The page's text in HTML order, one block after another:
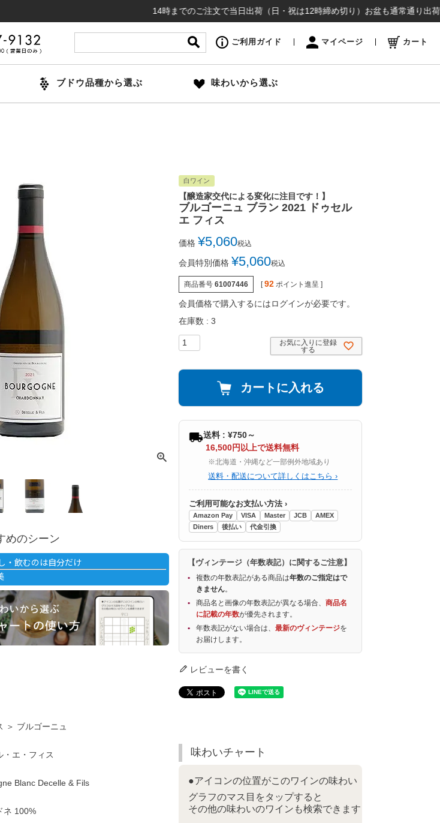
14時までのご注文で当日出荷（日・祝は12時締め切り）お盆も通常通り出荷いた
ご利用ガイド マイページ カート
ブドウ品種から選ぶ 味わいから選ぶ
めのシーン
・飲むのは自分だけ
＞ ブルゴーニュ
・エ・フィス
Blanc Decelle & Fils
ネ 100%
白ワイン
【醸造家交代による変化に注目です！】
ブルゴーニュ ブラン 2021 ドゥセル
エ フィス
価格 ¥5,060税込
会員特別価格 ¥5,060税込
商品番号 61007446 [ 92 ポイント進呈 ]
会員価格で購入するにはログインが必要です。
在庫数
3
お気に入りに登録
する
カートに入れる
送料 : ¥750～
16,500円以上で送料無料
※北海道・沖縄など一部例外地域あり
送料・配送について詳しくはこちら ›
ご利用可能なお支払い方法 ›
Amazon Pay VISA Master JCB
AMEX
Diners
後払い 代金引換
【ヴィンテージ（年数表記）に関するご注意】
複数の年数表記がある商品は年数のご指定はで
きません。
商品名と画像の年数表記が異なる場合、商品名
に記載の年数が優先されます。
年数表記がない場合は、最新のヴィンテージを
お届けします。
レビューを書く
味わいチャート
●アイコンの位置がこのワインの味わい
グラフのマス目をタップすると
その他の味わいのワインも検索できます